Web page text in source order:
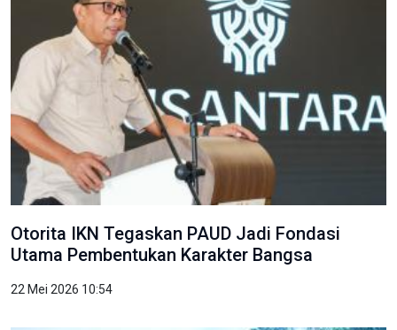
Otorita IKN Tegaskan PAUD Jadi Fondasi
Utama Pembentukan Karakter Bangsa
22 Mei 2026 10:54